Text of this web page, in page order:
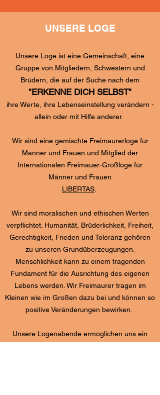
UNSERE LOGE
Unsere Loge ist eine Gemeinschaft, eine
Gruppe von Mitgliedern, Schwestern und
Brüdern, die auf der Suche nach dem
"ERKENNE DICH SELBST"
ihre Werte, ihre Lebenseinstellung verändern -
allein oder mit Hilfe anderer.
Wir sind eine gemischte Freimaurerloge für
Männer und Frauen und Mitglied der
Internationalen Freimauer-Großloge für
Männer und Frauen
LIBERTAS
Wir sind moralischen und ethischen Werten
verpflichtet. Humanität, Brüderlichkeit, Freiheit,
Gerechtigkeit, Frieden und Toleranz gehören
zu unseren Grundüberzeugungen.
Menschlichkeit kann zu einem tragenden
Fundament für die Ausrichtung des eigenen
Lebens werden. Wir Freimaurer tragen im
Kleinen wie im Großen dazu bei und können so
positive Veränderungen bewirken.
Unsere Logenabende ermöglichen uns ein